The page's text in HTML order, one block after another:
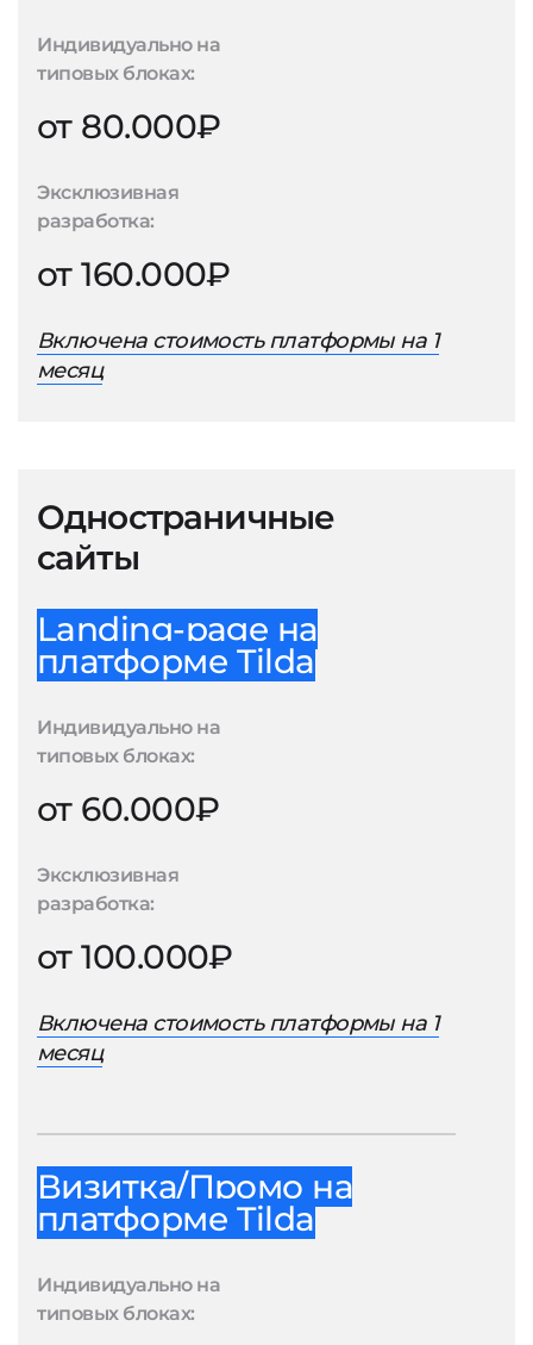
Индивидуально на
типовых блоках:
от 80.000₽
Эксклюзивная
разработка:
от 160.000₽
Включена стоимость платформы на 1
месяц
Одностраничные
сайты
Landing-page на
платформе Tilda
Индивидуально на
типовых блоках:
от 60.000₽
Эксклюзивная
разработка:
от 100.000₽
Включена стоимость платформы на 1
месяц
Визитка/Промо на
платформе Tilda
Индивидуально на
типовых блоках: